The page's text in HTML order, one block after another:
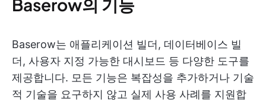
Baserow의 기능
Baserow는 애플리케이션 빌더, 데이터베이스 빌
더, 사용자 지정 가능한 대시보드 등 다양한 도구를
제공합니다. 모든 기능은 복잡성을 추가하거나 기술
적 기술을 요구하지 않고 실제 사용 사례를 지원합